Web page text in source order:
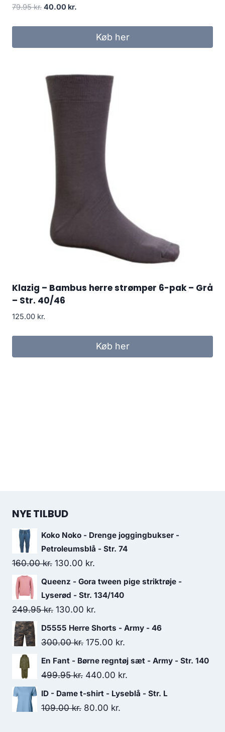
79.95kr. Original
40.00 kr.
40.00 kr..Køb her
Klazig – Bambus herre strømper 6-pak – Grå
– Str. 40/46
125.00 kr.
Køb her
NYE TILBUD
Koko Noko - Drenge joggingbukser -
Petroleumsblå - Str. 74
160.00kr. Original
price
was:
160.00 kr..
130.00 kr.
price
is:
Queenz - Gora tween pige striktrøje -
Lyserød - Str. 134/140
249.95kr. Original
price
was:
130.00 kr.
price
is:
D5555 Herre Shorts - Army - 46
300.00kr. Original
price
was:
175.00 kr.
price
is:
175.00 kr..
En Fant - Børne regntøj sæt - Army - Str. 140
499.95kr. Original
price
was:
440.00 kr.
price
ID - Dame t-shirt - Lyseblå - Str. L
109.00kr. Original
80.00 kr.